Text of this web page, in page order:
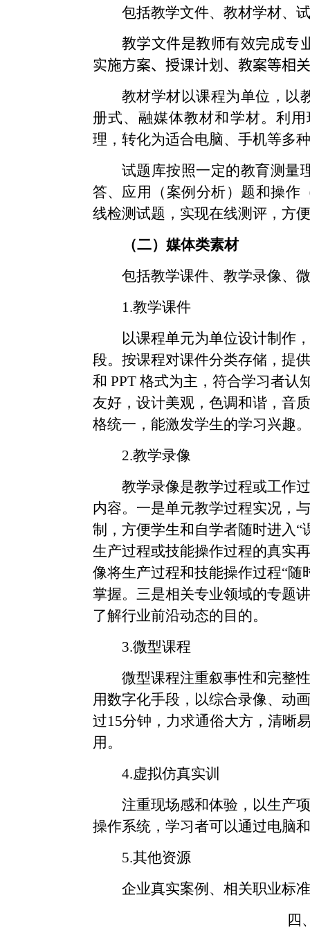
包括教学文件、教材学材、
教学文件是教师有效完成专
实施方案、授课计划、教案等相
教材学材以课程为单位，以
册式、融媒体教材和学材。利
理，转化为适合电脑、手机等多
试题库按照一定的教育测量
答、应用（案例分析）题和操作
线检测试题，实现在线测评，方
（二）媒体类素材
包括教学课件、教学录像、
1.教学课件
以课程单元为单位设计制作
段。按课程对课件分类存储，提
和 PPT 格式为主，符合学习者认
友好，设计美观，色调和谐，音
格统一，能激发学生的学习兴趣。
2.教学录像
教学录像是教学过程或工作
内容。一是单元教学过程实况，
制，方便学生和自学者随时进入
生产过程或技能操作过程的真实
像将生产过程和技能操作过程“
掌握。三是相关专业领域的专题
了解行业前沿动态的目的。
3.微型课程
微型课程注重叙事性和完整
用数字化手段，以综合录像、动
过15分钟，力求通俗大方，清晰
用。
4.虚拟仿真实训
注重现场感和体验，以生产
操作系统，学习者可以通过电脑
5.其他资源
企业真实案例、相关职业标
四